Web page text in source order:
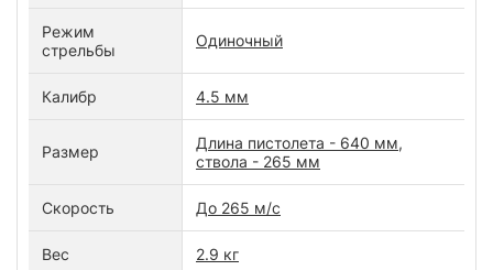
Режим
стрельбы
Одиночный
Калибр 4.5 мм
Размер
Длина пистолета - 640 мм,
ствола - 265 мм
Скорость До 265 м/с
Вес 2.9 кг